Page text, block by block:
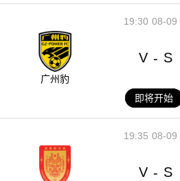
08-09
19:30
广州豹
V - S
即将开始
08-09
19:35
V - S